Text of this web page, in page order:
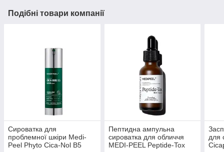
Подібні товари компанії
Сироватка для
проблемної шкіри Medi-
Peel Phyto Cica-Nol B5
Пептидна ампульна
сироватка для обличчя
MEDI-PEEL Peptide-Tox
для